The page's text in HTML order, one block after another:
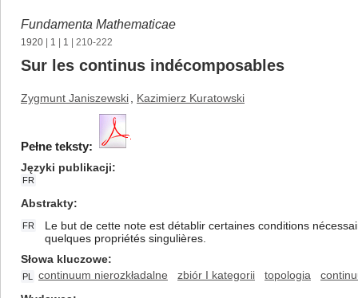
Fundamenta Mathematicae
1920 1 1 | 210-222
Sur les continus indécomposables
Zygmunt Janiszewski Kazimierz Kuratowski
Pełne teksty:
Języki publikacji
FR
Abstrakty
FR
Le but de cette note est détablir certaines conditions
quelques propriétés singulières.
Słowa kluczowe
PL continuum nierozkładalne zbiór I kategorii topologia